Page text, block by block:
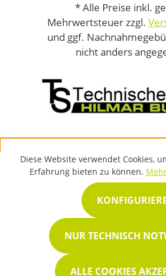
* Alle Preise inkl.
Mehrwertsteuer zzgl.
und ggf.
nicht anders
Diese Website verwendet Cookies,
Erfahrung bieten zu können.
NUR TECHNISCH
ALLE COOKIES